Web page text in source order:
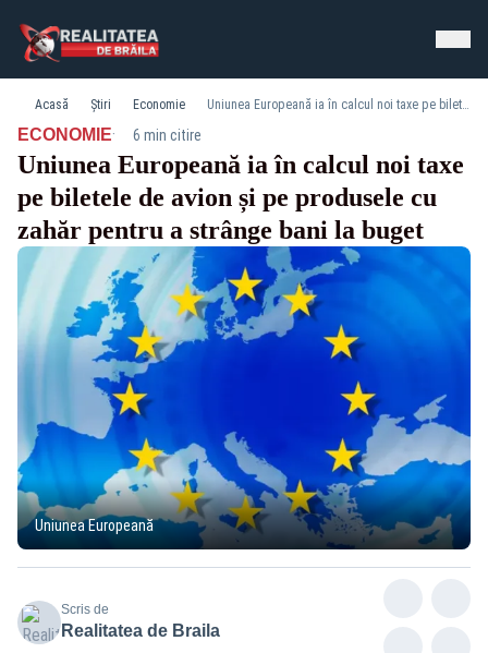
Acasă Știri Economie Uniunea Europeană ia în calcul noi taxe pe biletele de avion și pe produsele cu zahăr pentru a strânge bani la buget
ECONOMIE· 6 min citire
Uniunea Europeană ia în calcul noi taxe
pe biletele de avion și pe produsele cu
zahăr pentru a strânge bani la buget
Uniunea Europeană
Scris de
Realitatea de Braila